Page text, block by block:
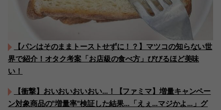
【パンはそのままトーストせずに！？】マツコの知らない世
界で紹介！オタク考案「お店級の食べ方」びびるほど美味
い！
【衝撃】おいおいおいおい…！【ファミマ】増量キャンペー
ン対象商品の"増量率"検証した結果…「えぇ…マジかよ…」グ